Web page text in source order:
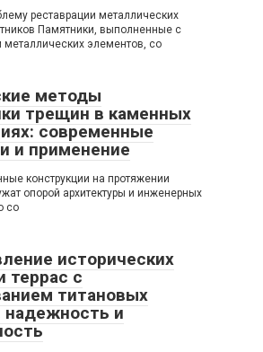
реставрации металлических
Памятники, выполненные с
элементов, со
методы
трещин в каменных
современные
и применение
конструкции на протяжении
опорой архитектуры и инженерных
со
исторических
террас с
титановых
надежность и